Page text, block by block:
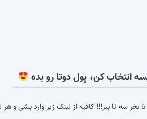
انتخاب کن، پول دوتا رو بده
بخر سه تا ببر!!! کافیه از لینک زیر وارد بشی و